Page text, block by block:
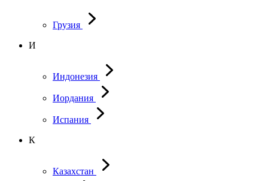
Грузия
И
Индонезия
Иордания
Испания
К
Казахстан